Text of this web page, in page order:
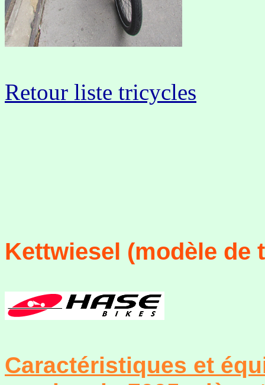
Retour liste tricycles
Kettwiesel (modèle de
Caractéristiques et